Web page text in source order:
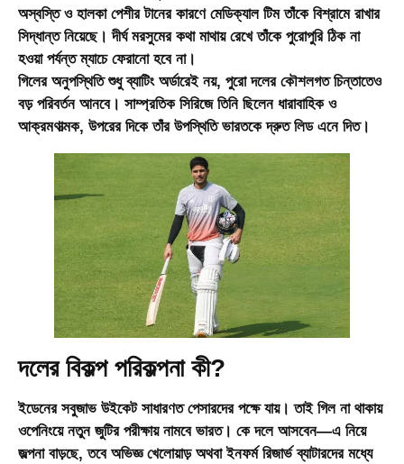
অস্বস্তি ও হালকা পেশীর টানের কারণে মেডিক্যাল টিম তাঁকে বিশ্রামে রাখার
সিদ্ধান্ত নিয়েছে। দীর্ঘ মরসুমের কথা মাথায় রেখে তাঁকে পুরোপুরি ঠিক না
হওয়া পর্যন্ত ম্যাচে ফেরানো হবে না।
গিলের অনুপস্থিতি শুধু ব্যাটিং অর্ডারেই নয়, পুরো দলের কৌশলগত চিন্তাতেও
বড় পরিবর্তন আনবে। সাম্প্রতিক সিরিজে তিনি ছিলেন ধারাবাহিক ও
আক্রমণাত্মক, উপরের দিকে তাঁর উপস্থিতি ভারতকে দ্রুত লিড এনে দিত।
দলের বিকল্প পরিকল্পনা কী?
ইডেনের সবুজাভ উইকেট সাধারণত পেসারদের পক্ষে যায়। তাই গিল না থাকায়
ওপেনিংয়ে নতুন জুটির পরীক্ষায় নামবে ভারত। কে দলে আসবেন—এ নিয়ে
জল্পনা বাড়ছে, তবে অভিজ্ঞ খেলোয়াড় অথবা ইনফর্ম রিজার্ভ ব্যাটারদের মধ্যে